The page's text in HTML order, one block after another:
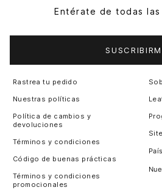
Entérate de todas
Rastrea tu pedido
Nuestras políticas
Política de cambios y
devoluciones
Términos y condiciones
Código de buenas prácticas
Términos y condiciones
promocionales